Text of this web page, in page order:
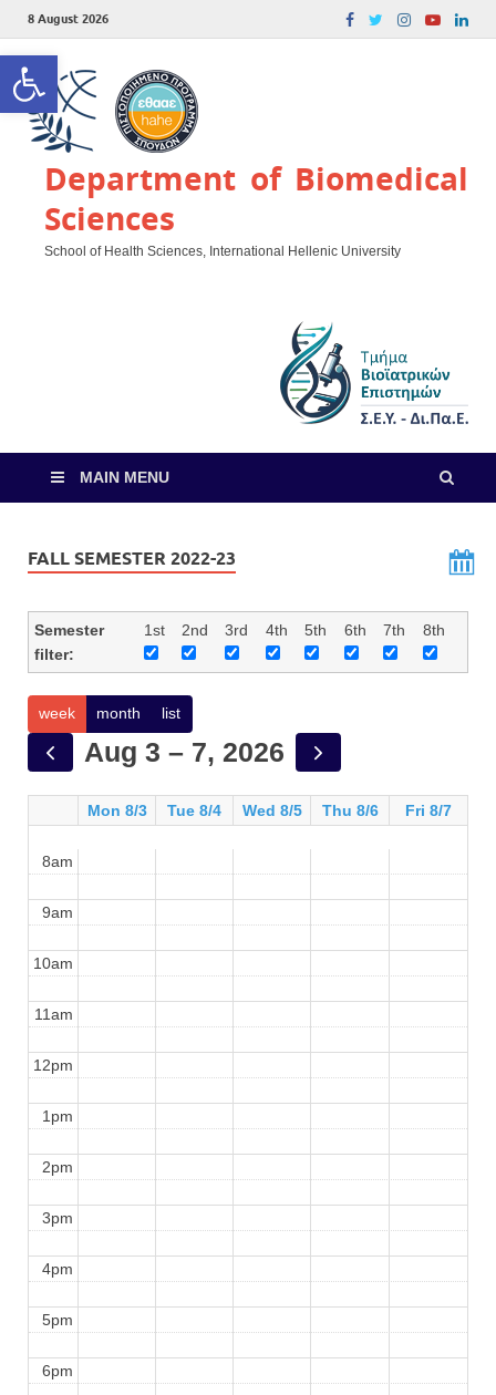
Open toolbar
8 August 2026
Department of Biomedical
Sciences
School of Health Sciences, International Hellenic University
MAIN MENU
FALL SEMESTER 2022-23
Semester
filter:
1st 2nd 3rd 4th 5th 6th 7th 8th
week month list
Aug 3 – 7, 2026
Mon 8/3 Tue 8/4 Wed 8/5 Thu 8/6 Fri 8/7
8am
9am
10am
11am
12pm
1pm
2pm
3pm
4pm
5pm
6pm